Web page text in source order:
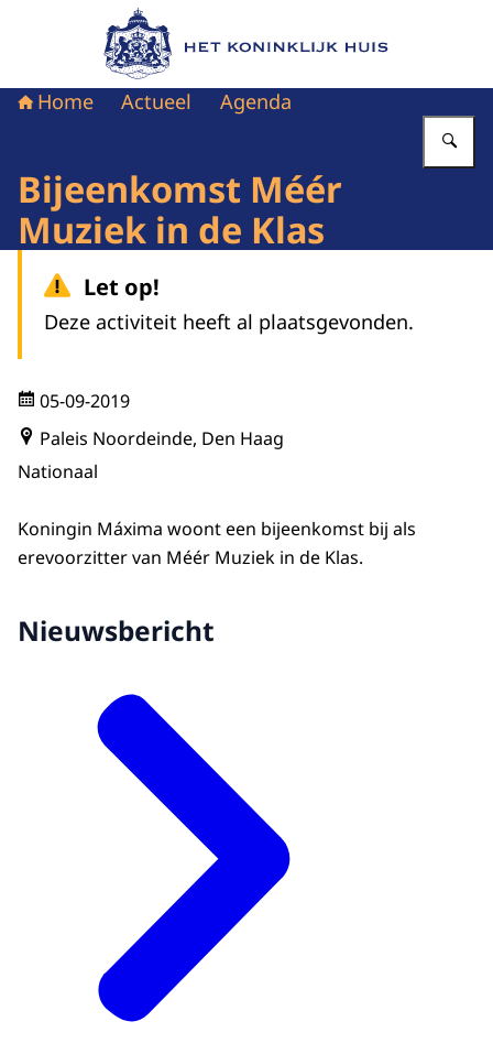
Naar de homepage van Het Koninklijk Huis
Home Actueel Agenda
Bijeenkomst Méér
Muziek in de Klas
Let op!
Deze activiteit heeft al plaatsgevonden.
05-09-2019
Paleis Noordeinde, Den Haag
Nationaal
Koningin Máxima woont een bijeenkomst bij als
erevoorzitter van Méér Muziek in de Klas.
Nieuwsbericht